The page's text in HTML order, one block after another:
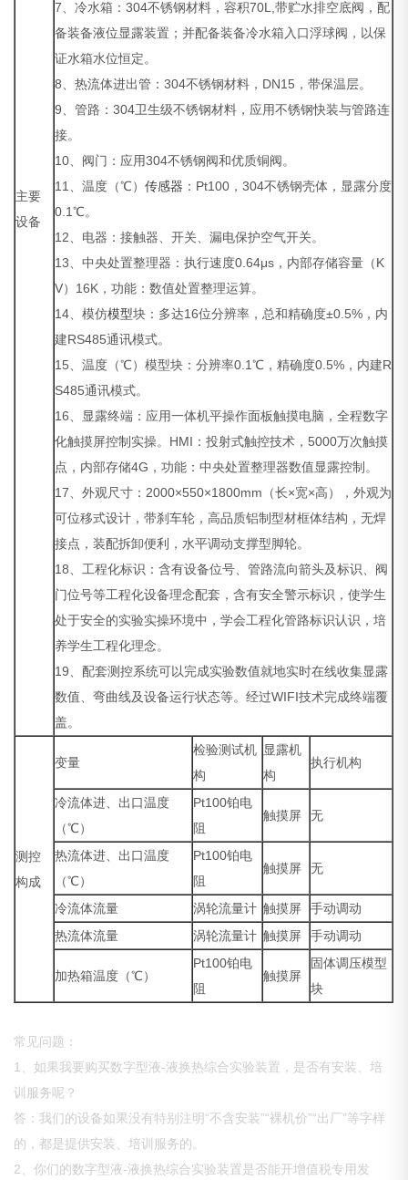
主要
设备
7、冷水箱：304不锈钢材料，容积70L,带贮水排空底阀，配
备装备液位显露装置；并配备装备冷水箱入口浮球阀，以保
证水箱水位恒定。
8、热流体进出管：304不锈钢材料，DN15，带保温层。
9、管路：304卫生级不锈钢材料，应用不锈钢快装与管路连
接。
10、阀门：应用304不锈钢阀和优质铜阀。
11、温度（℃）传感器 ：Pt100，304不锈钢壳体，显露分度
0.1℃。
12、电器：接触器、开关、漏电保护空气开关。
13、中央处置整理器：执行速度0.64μs，内部存储容量（K
V）16K，功能：数值处置整理运算。
14、模仿模型块：多达16位分辨率，总和精确度±0.5%，内
建RS485通讯模式。
15、温度（℃）模型块：分辨率0.1℃，精确度0.5%，内建R
S485通讯模式。
16、显露终端：应用一体机平操作面板触摸电脑，全程数字
化触摸屏控制实操。HMI：投射式触控技术，5000万次触摸
点，内部存储4G，功能：中央处置整理器数值显露控制。
17、外观尺寸：2000×550×1800mm（长×宽×高），外观为
可位移式设计，带刹车轮，高品质铝制型材框体结构，无焊
接点，装配拆卸便利，水平调动支撑型脚轮。
18、工程化标识：含有设备位号、管路流向箭头及标识、阀
门位号等工程化设备理念配套，含有安全警示标识，使学生
处于安全的实验实操环境中，学会工程化管路标识认识，培
养学生工程化理念。
19、配套测控系统可以完成实验数值就地实时在线收集显露
数值、弯曲线及设备运行状态等。经过WIFI技术完成终端覆
盖。
测控
构成
变量
检验测试机
构
显露机
构
执行机构
冷流体进、出口温度
（℃）
Pt100铂电
阻
触摸屏 无
热流体进、出口温度
（℃）
Pt100铂电
阻
触摸屏 无
冷流体流量 涡轮流量计 触摸屏
手动调动
热流体流量
涡轮流量计 触摸屏 手动调动
加热箱温度（℃）
Pt100铂电
阻
触摸屏
固体调压模型
块
常见问题：
1、如果我要购买数字型液-液换热综合实验装置，是否有安装、培
训服务呢？
答：我们的设备如果没有特别注明“不含安装”“裸机价”“出厂”等字样
的，都是提供安装、培训服务的。
2、你们的数字型液-液换热综合实验装置是否能开增值税专用发